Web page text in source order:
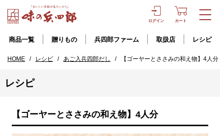
ログイン カート
商品一覧 贈りもの 兵四郎ファーム 取扱店 レシピ
HOME / レシピ / あご入兵四郎だし / 【ゴーヤーとささみの和え物】4人分
レシピ
【ゴーヤーとささみの和え物】4人分